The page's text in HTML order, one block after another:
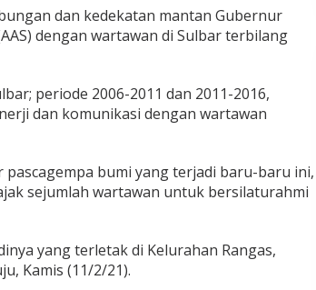
dan kedekatan mantan Gubernur
dengan wartawan di Sulbar terbilang
periode 2006-2011 dan 2011-2016,
dan komunikasi dengan wartawan
bumi yang terjadi baru-baru ini,
sejumlah wartawan untuk bersilaturahmi
yang terletak di Kelurahan Rangas,
Kamis (11/2/21).